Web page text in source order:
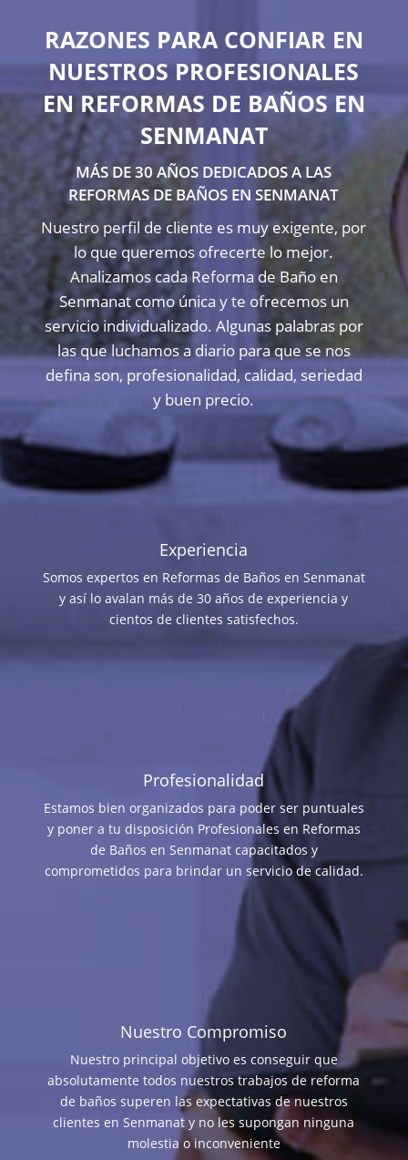
RAZONES PARA CONFIAR EN
NUESTROS PROFESIONALES
EN REFORMAS DE BAÑOS EN
SENMANAT
MÁS DE 30 AÑOS DEDICADOS A LAS
REFORMAS DE BAÑOS EN SENMANAT
Nuestro perfil de cliente es muy exigente, por
lo que queremos ofrecerte lo mejor.
Analizamos cada Reforma de Baño en
Senmanat como única y te ofrecemos un
servicio individualizado. Algunas palabras por
las que luchamos a diario para que se nos
defina son, profesionalidad, calidad, seriedad
y buen precio.
Experiencia
Somos expertos en Reformas de Baños en Senmanat
y así lo avalan más de 30 años de experiencia y
cientos de clientes satisfechos.
Profesionalidad
Estamos bien organizados para poder ser puntuales
y poner a tu disposición Profesionales en Reformas
de Baños en Senmanat capacitados y
comprometidos para brindar un servicio de calidad.
Nuestro Compromiso
Nuestro principal objetivo es conseguir que
absolutamente todos nuestros trabajos de reforma
de baños superen las expectativas de nuestros
clientes en Senmanat y no les supongan ninguna
molestia o inconveniente